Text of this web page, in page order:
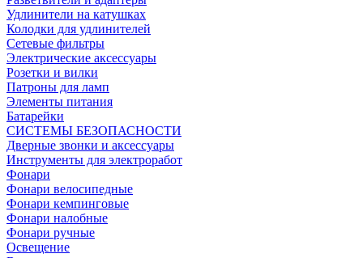
Удлинители на катушках
Колодки для удлинителей
Сетевые фильтры
Электрические аксессуары
Розетки и вилки
Патроны для ламп
Элементы питания
Батарейки
СИСТЕМЫ БЕЗОПАСНОСТИ
Дверные звонки и аксессуары
Инструменты для электроработ
Фонари
Фонари велосипедные
Фонари кемпинговые
Фонари налобные
Фонари ручные
Освещение